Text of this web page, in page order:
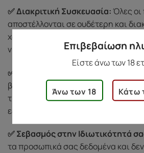
✅ Διακριτική Συσκευασία:Όλες οι
αποστέλλονται σε ουδέτερη και
χωρίς λογότυπα ή ενδείξεις
νιώσετε άνετα κατά την παραλαβή.
✅ Εξυπηρέτηση Πελατών:
βοήθεια, μπορείτε να
τηλεφωνικά στο69 3721 1519. Θα
εξυπηρετήσουμε με διακριτικότητα
✅ Σεβασμός στην Ιδιωτικότητά
τα προσωπικά σας δεδομένα και
Επιβεβαίωση
Είστε άνω των 18
Άνω των 18 Κάτω